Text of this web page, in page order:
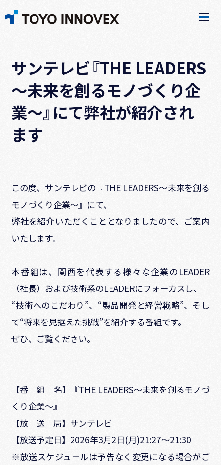
サンテレビ『THE LEADERS
～未来を創るモノづくり企
業～』にて弊社が紹介され
ます
この度、サンテレビの『THE LEADERS～未来を創る
モノづくり企業～』にて、
弊社を紹介いただくこととなりましたので、ご案内
いたします。
本番組は、関西を代表する様々な企業のLEADER
（社長）および技術系のLEADERにフォーカスし、
“技術へのこだわり”、“製品開発と経営戦略”、そし
て“将来を見据えた挑戦”を紹介する番組です。
ぜひ、ご覧ください。
【番 組 名】『THE LEADERS～未来を創るモノづ
くり企業～』
【放 送 局】サンテレビ
【放送予定日】2026年3月2日(月)21:27～21:30
※放送スケジュールは予告なく変更になる場合がご